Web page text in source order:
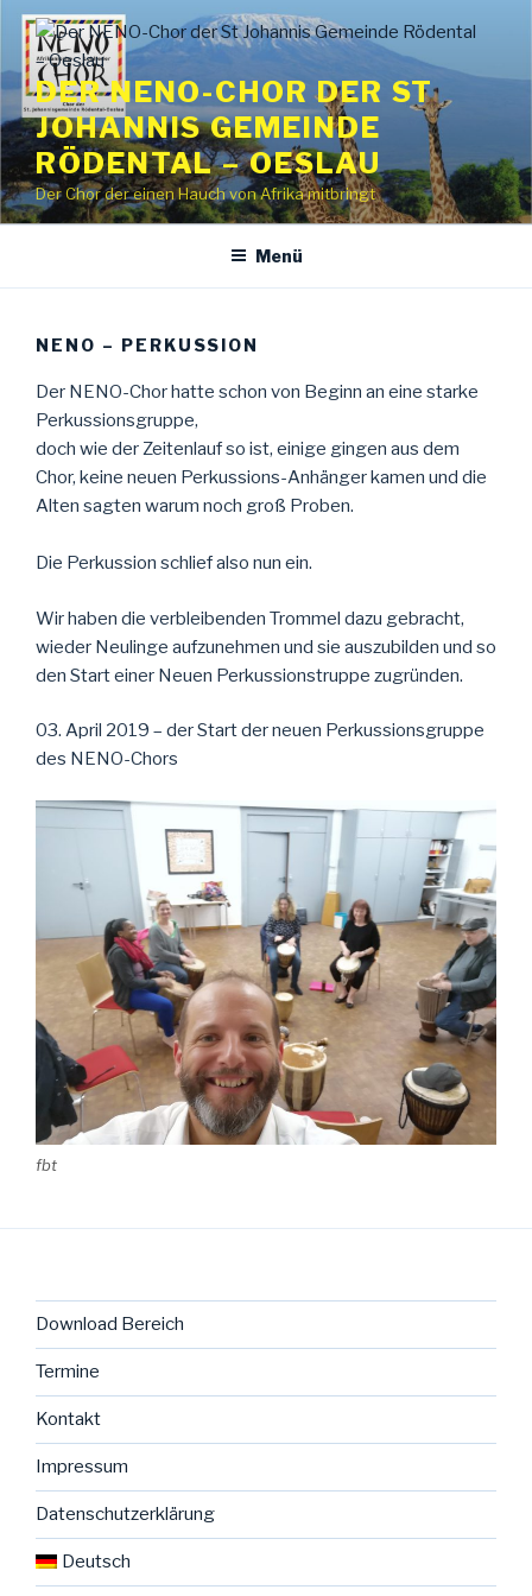
Zum
Inhalt
springen
DER NENO-CHOR DER ST
JOHANNIS GEMEINDE
RÖDENTAL – OESLAU
Der Chor der einen Hauch von Afrika mitbringt
Menü
NENO – PERKUSSION
Der NENO-Chor hatte schon von Beginn an eine starke
Perkussionsgruppe,
doch wie der Zeitenlauf so ist, einige gingen aus dem
Chor, keine neuen Perkussions-Anhänger kamen und die
Alten sagten warum noch groß Proben.
Die Perkussion schlief also nun ein.
Wir haben die verbleibenden Trommel dazu gebracht,
wieder Neulinge aufzunehmen und sie auszubilden und so
den Start einer Neuen Perkussionstruppe zugründen.
03. April 2019 – der Start der neuen Perkussionsgruppe
des NENO-Chors
fbt
Download Bereich
Termine
Kontakt
Impressum
Datenschutzerklärung
Deutsch